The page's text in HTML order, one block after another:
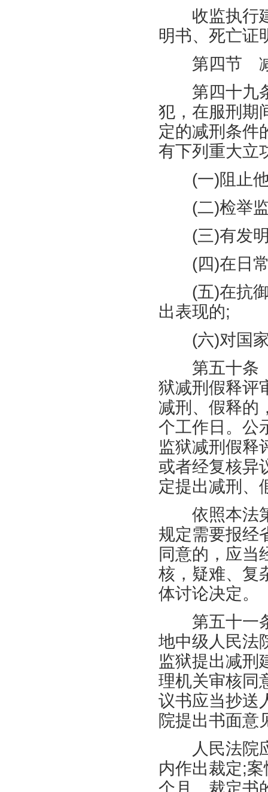
收监执行建
明书、死亡证
第四节 减
第四十九条
犯，在服刑期
定的减刑条件
有下列重大立
(一)阻止
(二)检举
(三)有发
(四)在日
(五)在抗
出表现的;
(六)对国
第五十条
狱减刑假释评
减刑、假释的
个工作日。公
监狱减刑假释
或者经复核异
定提出减刑、
依照本法第
规定需要报经
同意的，应当
核，疑难、复
体讨论决定。
第五十一条
地中级人民法
监狱提出减刑
理机关审核同
议书应当抄送
院提出书面意
人民法院应
内作出裁定;案
个月。裁定书